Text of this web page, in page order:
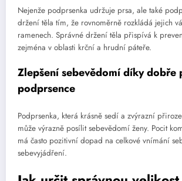
Nejenže podprsenka udržuje prsa, ale také
držení těla tím, že rovnoměrně rozkládá jejich
ramenech. Správné držení těla přispívá k
zejména v oblasti krční a hrudní páteře.
Zlepšení sebevědomí díky dobře
podprsence
Podprsenka, která krásně sedí a zvýrazní
může výrazně posílit sebevědomí ženy. Pocit
má často pozitivní dopad na celkové vnímání
sebevyjádření.